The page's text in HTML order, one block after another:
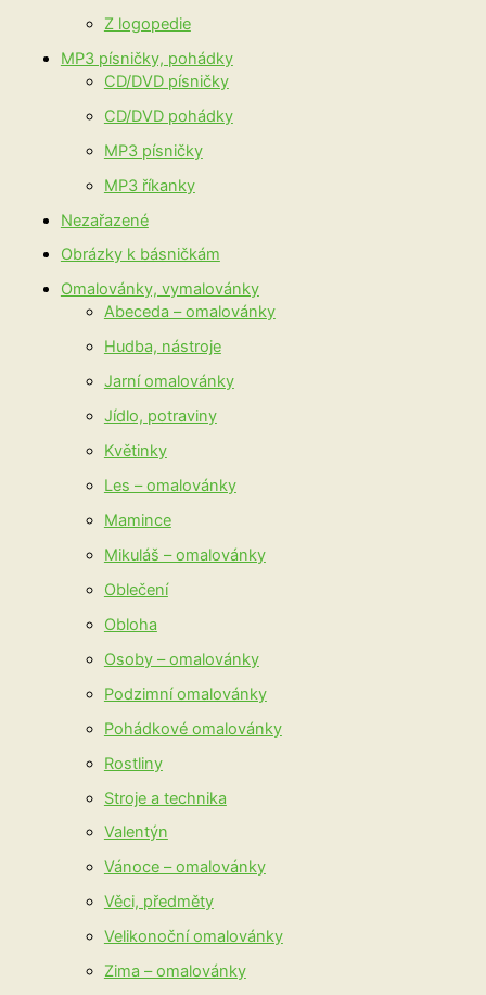
Z logopedie
MP3 písničky, pohádky
CD/DVD písničky
CD/DVD pohádky
MP3 písničky
MP3 říkanky
Nezařazené
Obrázky k básničkám
Omalovánky, vymalovánky
Abeceda – omalovánky
Hudba, nástroje
Jarní omalovánky
Jídlo, potraviny
Květinky
Les – omalovánky
Mamince
Mikuláš – omalovánky
Oblečení
Obloha
Osoby – omalovánky
Podzimní omalovánky
Pohádkové omalovánky
Rostliny
Stroje a technika
Valentýn
Vánoce – omalovánky
Věci, předměty
Velikonoční omalovánky
Zima – omalovánky